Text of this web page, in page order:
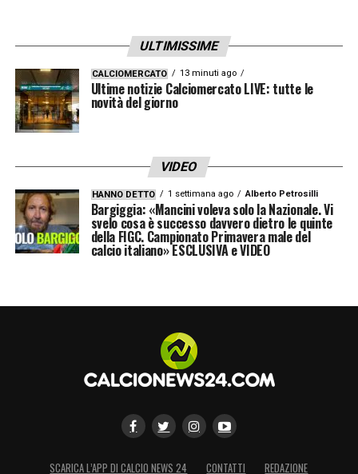
ULTIMISSIME
CALCIOMERCATO 13 minuti ago
Ultime notizie Calciomercato LIVE: tutte le
novità del giorno
VIDEO
HANNO DETTO 1 settimana ago Alberto Petrosilli
Bargiggia: «Mancini voleva solo la Nazionale. Vi
svelo cosa è successo davvero dietro le quinte
della FIGC. Campionato Primavera male del
calcio italiano» ESCLUSIVA e VIDEO
SCARICA L’APP DI CALCIO NEWS 24 CONTATTI REDAZIONE